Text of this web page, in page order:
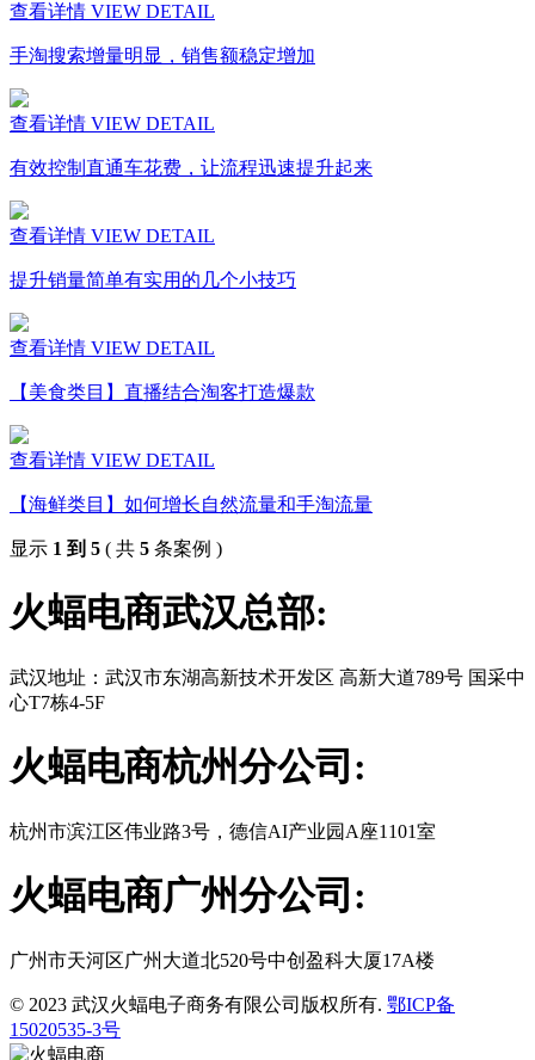
查看详情 VIEW DETAIL
手淘搜索增量明显，销售额稳定增加
查看详情 VIEW DETAIL
有效控制直通车花费，让流程迅速提升起来
查看详情 VIEW DETAIL
提升销量简单有实用的几个小技巧
查看详情 VIEW DETAIL
【美食类目】直播结合淘客打造爆款
查看详情 VIEW DETAIL
【海鲜类目】如何增长自然流量和手淘流量
显示 1 到 5 ( 共 5 条案例 )
火蝠电商武汉总部:
武汉地址：武汉市东湖高新技术开发区 高新大道789号 国采中
心T7栋4-5F
火蝠电商杭州分公司:
杭州市滨江区伟业路3号，德信AI产业园A座1101室
火蝠电商广州分公司:
广州市天河区广州大道北520号中创盈科大厦17A楼
© 2023 武汉火蝠电子商务有限公司版权所有. 鄂ICP备
15020535-3号